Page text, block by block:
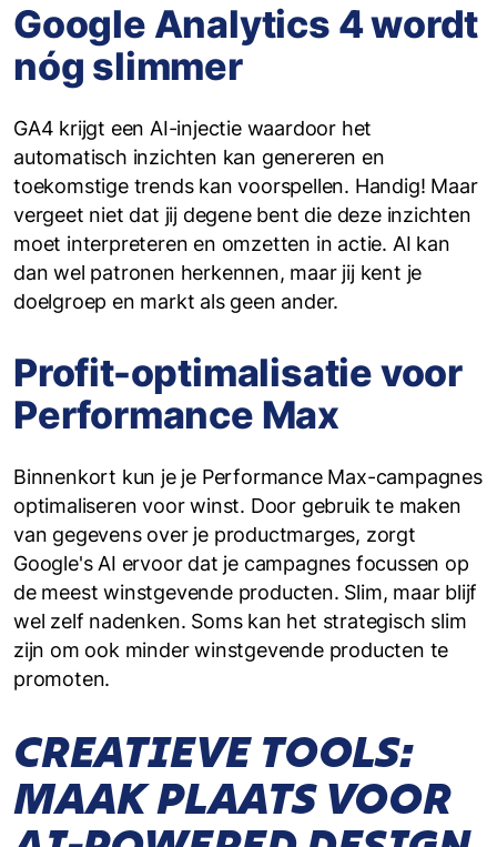
Google Analytics 4 wordt
nóg slimmer
GA4 krijgt een AI-injectie waardoor het
automatisch inzichten kan genereren en
toekomstige trends kan voorspellen. Handig! Maar
vergeet niet dat jij degene bent die deze inzichten
moet interpreteren en omzetten in actie. AI kan
dan wel patronen herkennen, maar jij kent je
doelgroep en markt als geen ander.
Profit-optimalisatie voor
Performance Max
Binnenkort kun je je Performance Max-campagnes
optimaliseren voor winst. Door gebruik te maken
van gegevens over je productmarges, zorgt
Google's AI ervoor dat je campagnes focussen op
de meest winstgevende producten. Slim, maar blijf
wel zelf nadenken. Soms kan het strategisch slim
zijn om ook minder winstgevende producten te
promoten.
CREATIEVE TOOLS:
MAAK PLAATS VOOR